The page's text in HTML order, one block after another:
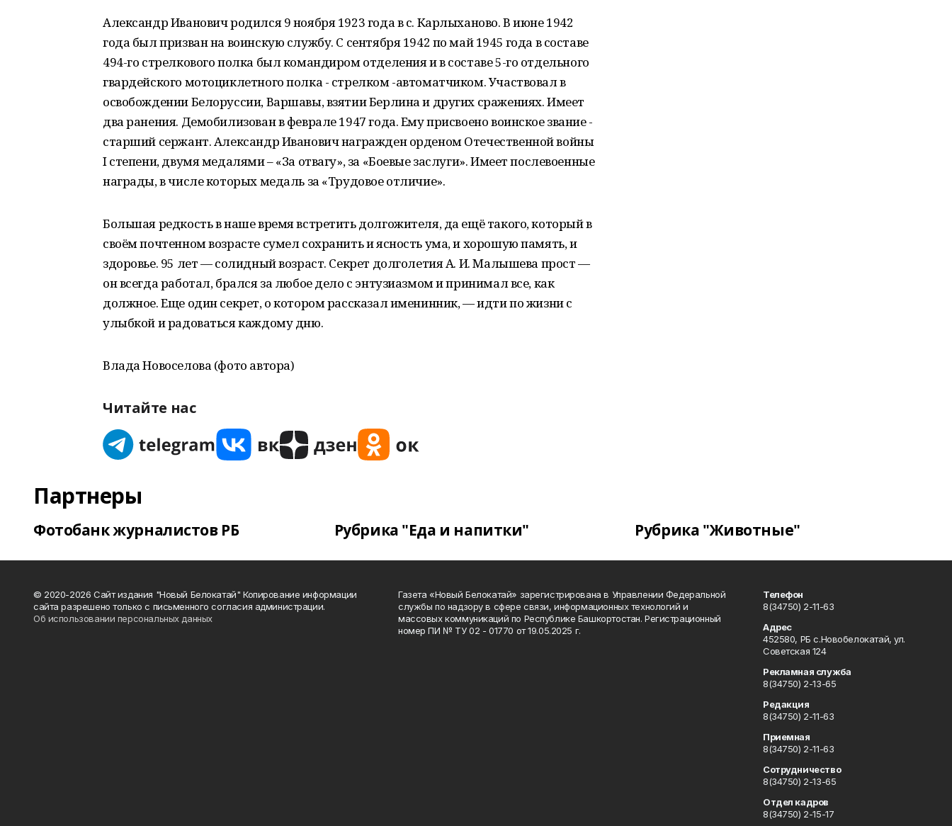
Александр Иванович родился 9 ноября 1923 года в с. Карлыханово. В июне 1942
года был призван на воинскую службу. С сентября 1942 по май 1945 года в составе
494-го стрелкового полка был командиром отделения и в составе 5-го отдельного
гвардейского мотоциклетного полка - стрелком -автоматчиком. Участвовал в
освобождении Белоруссии, Варшавы, взятии Берлина и других сражениях. Имеет
два ранения. Демобилизован в феврале 1947 года. Ему присвоено воинское звание -
старший сержант. Александр Иванович награжден орденом Отечественной войны
I степени, двумя медалями – «За отвагу», за «Боевые заслуги». Имеет послевоенные
награды, в числе которых медаль за «Трудовое отличие».
Большая редкость в наше время встретить долгожителя, да ещё такого, который в
своём почтенном возрасте сумел сохранить и ясность ума, и хорошую память, и
здоровье. 95 лет — солидный возраст. Секрет долголетия А. И. Малышева прост —
он всегда работал, брался за любое дело с энтузиазмом и принимал все, как
должное. Еще один секрет, о котором рассказал именинник, — идти по жизни с
улыбкой и радоваться каждому дню.
Влада Новоселова (фото автора)
Читайте нас
Партнеры
Фотобанк журналистов РБ Рубрика "Еда и напитки" Рубрика "Животные"
© 2020-2026 Сайт издания "Новый Белокатай" Копирование информации
сайта разрешено только с письменного согласия администрации.
Об использовании персональных данных
Газета «Новый Белокатай» зарегистрирована в Управлении Федеральной
службы по надзору в сфере связи, информационных технологий и
массовых коммуникаций по Республике Башкортостан. Регистрационный
номер ПИ № ТУ 02 - 01770 от 19.05.2025 г.
Телефон
8(34750) 2-11-63
Адрес
452580, РБ с.Новобелокатай, ул.
Советская 124
Рекламная служба
8(34750) 2-13-65
Редакция
8(34750) 2-11-63
Приемная
8(34750) 2-11-63
Сотрудничество
8(34750) 2-13-65
Отдел кадров
8(34750) 2-15-17